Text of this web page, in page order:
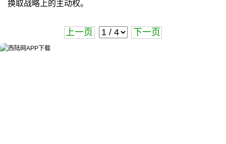
换取战略上的主动权。
上一页 下一页